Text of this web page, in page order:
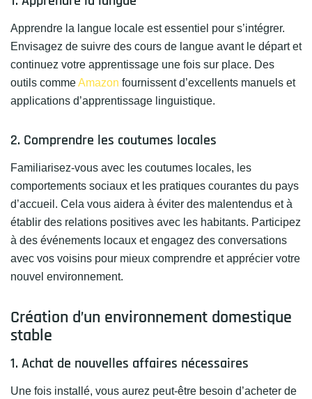
Apprendre la langue locale est essentiel pour s’intégrer.
Envisagez de suivre des cours de langue avant le départ et
continuez votre apprentissage une fois sur place. Des
outils commeAmazon fournissent d’excellents manuels et
applications d’apprentissage linguistique.
2. Comprendre les coutumes locales
Familiarisez-vous avec les coutumes locales, les
comportements sociaux et les pratiques courantes du pays
d’accueil. Cela vous aidera à éviter des malentendus et à
établir des relations positives avec les habitants. Participez
à des événements locaux et engagez des conversations
avec vos voisins pour mieux comprendre et apprécier votre
nouvel environnement.
Création d’un environnement domestique
stable
1. Achat de nouvelles affaires nécessaires
Une fois installé, vous aurez peut-être besoin d’acheter de